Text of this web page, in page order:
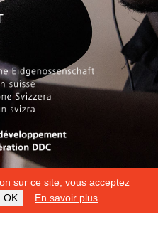
sur ce site, vous acceptez
OK En savoir plus